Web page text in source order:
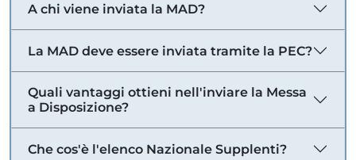
A chi viene inviata la MAD?
La MAD deve essere inviata tramite la PEC?
Quali vantaggi ottieni nell'inviare la Messa
a Disposizione?
Che cos'è l'elenco Nazionale Supplenti?